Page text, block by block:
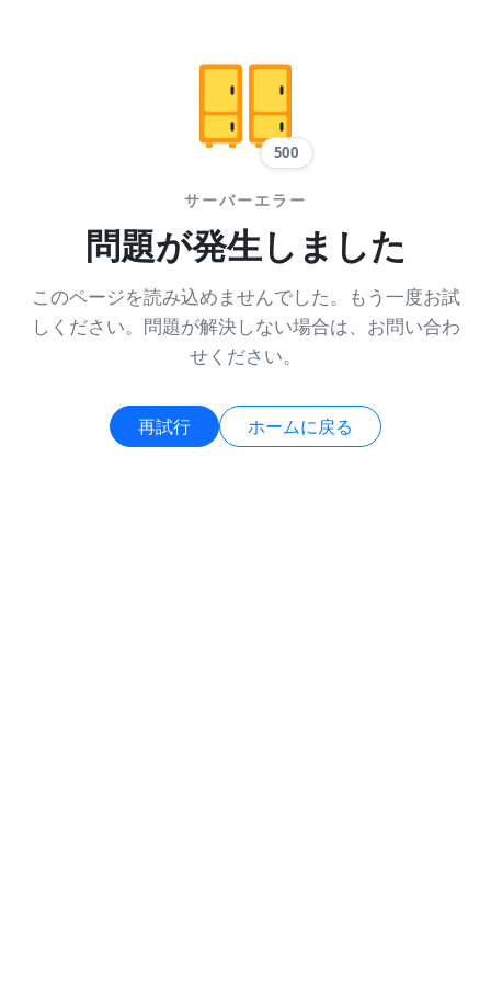
500
サーバーエラー
問題が発生しました
このページを読み込めませんでした。もう一度お試
しください。問題が解決しない場合は、お問い合わ
せください。
再試行 ホームに戻る